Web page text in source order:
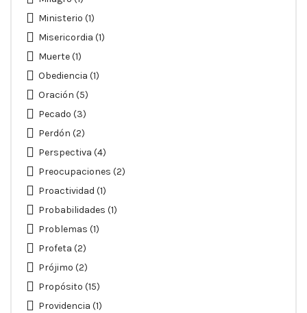
Ministerio (1)
Misericordia (1)
Muerte(1)
Obediencia (1)
Oración (5)
Pecado (3)
Perdón (2)
Perspectiva (4)
Preocupaciones (2)
Proactividad (1)
Probabilidades (1)
Problemas (1)
Profeta (2)
Prójimo (2)
Propósito (15)
Providencia (1)